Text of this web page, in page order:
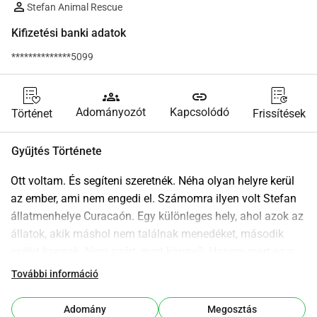
Stefan Animal Rescue
Kifizetési banki adatok
**************5099
Történet
groups
Adományozót
link
Kapcsolódó Frissítések
Gyűjtés Története
Ott voltam. És segíteni szeretnék. Néha olyan helyre kerül
az ember, ami nem engedi el. Számomra ilyen volt Stefan
állatmenhelye Curacaón. Egy különleges hely, ahol azok az
állatok, akik máshol nem találnak menedéket, második
kötelesség. Saját szememmel láttam: Kutyák, akiket
akiket sérülten vagy éhezve találnak. Teknősök, tyúkok, egy
További információ
Adomány Megosztás